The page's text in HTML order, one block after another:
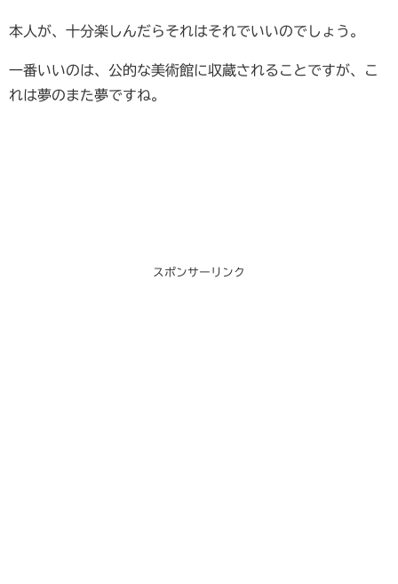
本人が、十分楽しんだらそれはそれでいいのでしょう。
一番いいのは、公的な美術館に収蔵されることですが、こ
れは夢のまた夢ですね。
スポンサーリンク